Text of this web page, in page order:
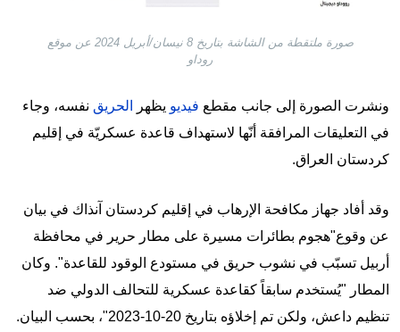
صورة ملتقطة من الشاشة بتاريخ 8 نيسان/أبريل 2024 عن موقع
روداو
ونشرت الصورة إلى جانب مقطع فيديو يظهر الحريق نفسه، وجاء
في التعليقات المرافقة أنّها لاستهداف قاعدة عسكريّة في إقليم
كردستان العراق.
وقد أفاد جهاز مكافحة الإرهاب في إقليم كردستان آنذاك في بيان
عن وقوع"هجوم بطائرات مسيرة على مطار حرير في محافظة
أربيل تسبّب في نشوب حريق في مستودع الوقود للقاعدة". وكان
المطار "يُستخدم سابقاً كقاعدة عسكرية للتحالف الدولي ضد
تنظيم داعش، ولكن تم إخلاؤه بتاريخ 20-10-2023"، بحسب البيان.